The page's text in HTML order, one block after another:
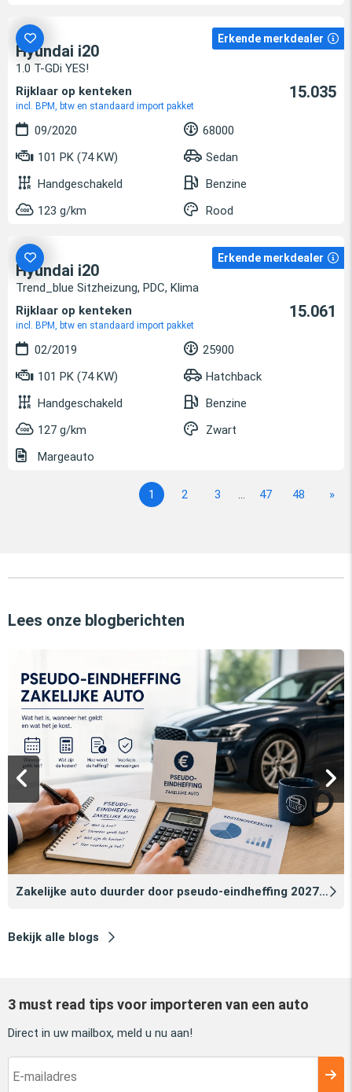
Erkende merkdealer
Hyundai i20
1.0 T-GDi YES!
Rijklaar op kenteken
incl. BPM, btw en standaard import pakket
15.035
09/2020
68000
101 PK (74 KW)
Sedan
Handgeschakeld
Benzine
123 g/km
Rood
Erkende merkdealer
Hyundai i20
Trend_blue Sitzheizung, PDC, Klima
Rijklaar op kenteken
incl. BPM, btw en standaard import pakket
15.061
02/2019
25900
101 PK (74 KW)
Hatchback
Handgeschakeld
Benzine
127 g/km
Zwart
Margeauto
1 2 3 ... 47 48 »
Lees onze blogberichten
Zakelijke auto duurder door pseudo‑eindheffing 2027: zo voorkomt u dat
Bekijk alle blogs
3 must read tips voor importeren van een auto
Direct in uw mailbox, meld u nu aan!